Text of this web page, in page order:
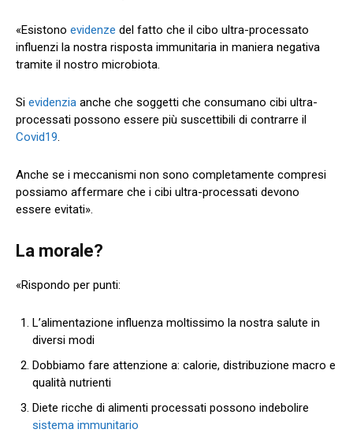
«Esistono evidenze del fatto che il cibo ultra-processato
influenzi la nostra risposta immunitaria in maniera negativa
tramite il nostro microbiota.
Si evidenzia anche che soggetti che consumano cibi ultra-
processati possono essere più suscettibili di contrarre il
Covid19.
Anche se i meccanismi non sono completamente compresi
possiamo affermare che i cibi ultra-processati devono
essere evitati».
La morale?
«Rispondo per punti:
L’alimentazione influenza moltissimo la nostra salute in
diversi modi
Dobbiamo fare attenzione a: calorie, distribuzione macro e
qualità nutrienti
Diete ricche di alimenti processati possono indebolire
sistema immunitario